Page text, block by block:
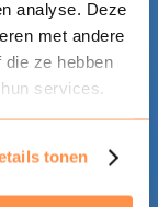
analyse. Deze
met andere
ze hebben
services.
tonen